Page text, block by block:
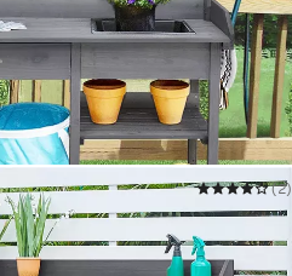
& Verstellbaren Ablagefläche
(2)